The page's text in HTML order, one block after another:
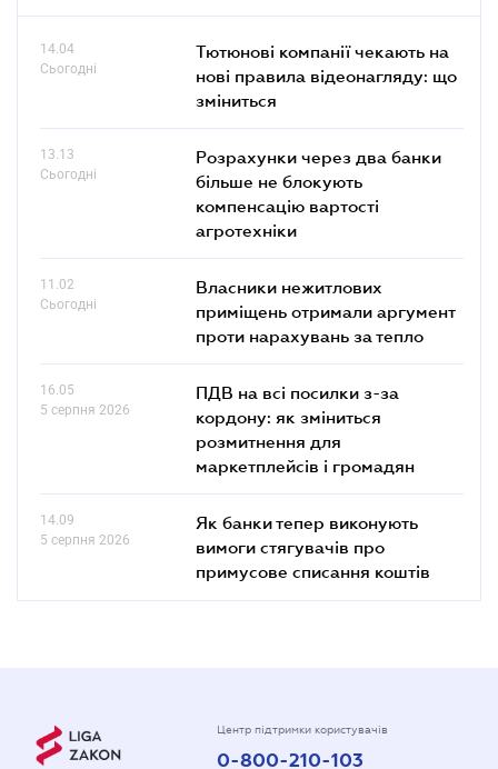
14.04
Сьогодні
Тютюнові компанії чекають на
нові правила відеонагляду: що
зміниться
13.13
Сьогодні
Розрахунки через два банки
більше не блокують
компенсацію вартості
агротехніки
11.02
Сьогодні
Власники нежитлових
приміщень отримали аргумент
проти нарахувань за тепло
16.05
5 серпня 2026
ПДВ на всі посилки з-за
кордону: як зміниться
розмитнення для
маркетплейсів і громадян
14.09
5 серпня 2026
Як банки тепер виконують
вимоги стягувачів про
примусове списання коштів
Центр підтримки користувачів
0-800-210-103